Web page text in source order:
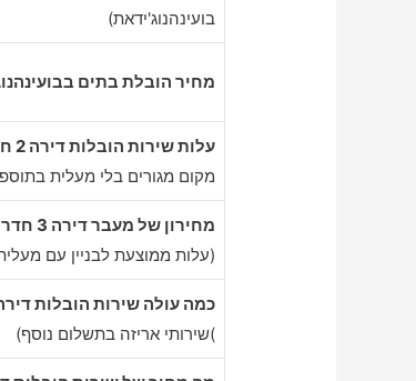
בועינהנוג'ידאת)
מחיר הובלת בתים
עלות שירות הובלות דירה 2 חדרים בבועינהנוג'ידאת
מקום מגורים בלי מעלית
מחירון של מעבר דירה 3 חדרים בבועינהנוג'ידאת
(עלות ממוצעת לבניין עם
כמה עולה שירות הובלות דירה 4 חדרים
)שירותי אריזה בתשלום נוסף)